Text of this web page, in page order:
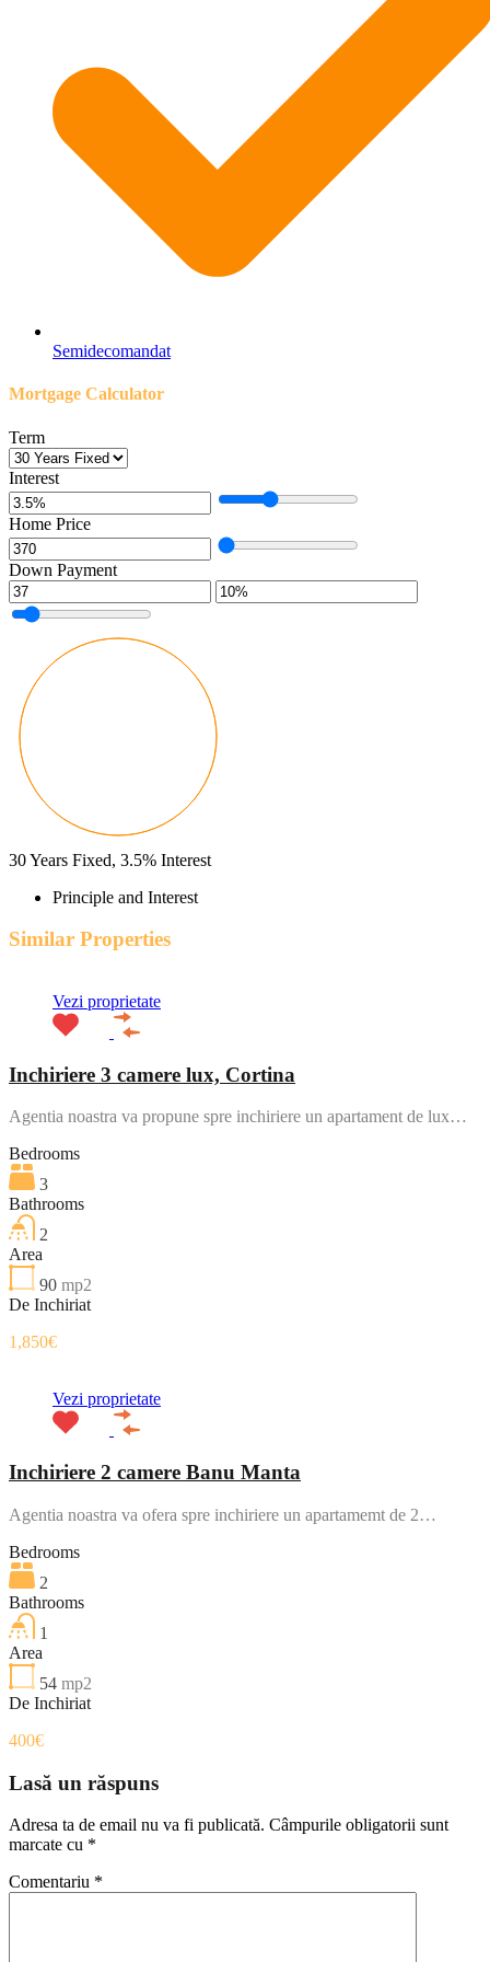
Semidecomandat
Mortgage Calculator
Term
Interest
Home Price
Down Payment
30Years Fixed, 3.5% Interest
Principle and Interest
Similar Properties
Vezi proprietate
Inchiriere 3 camere lux, Cortina
Agentia noastra va propune spre inchiriere un apartament de lux…
Bedrooms
3
Bathrooms
2
Area
90 mp2
De Inchiriat
1,850€
Vezi proprietate
Inchiriere 2 camere Banu Manta
Agentia noastra va ofera spre inchiriere un apartamemt de 2…
Bedrooms
2
Bathrooms
1
Area
54 mp2
De Inchiriat
400€
Lasă un răspuns
Adresa ta de email nu va fi publicată. Câmpurile obligatorii sunt
marcate cu *
Comentariu *